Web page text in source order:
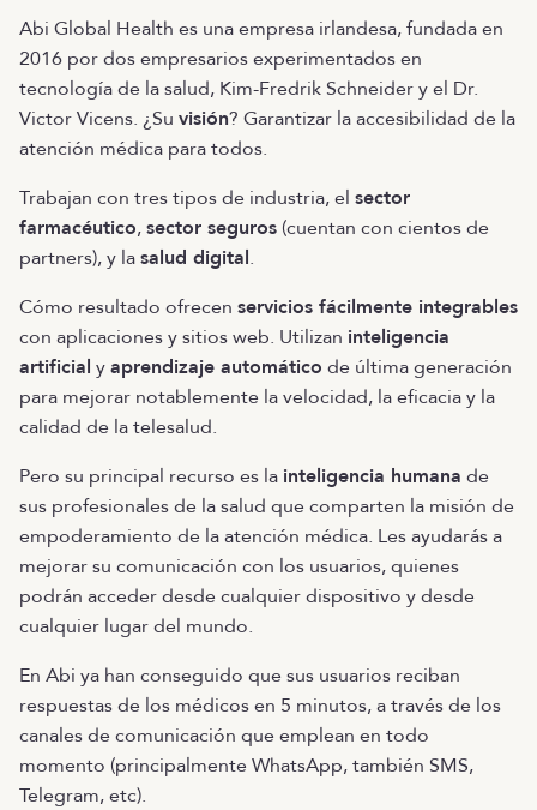
Abi Global Health es una empresa irlandesa, fundada en
2016 por dos empresarios experimentados en
tecnología de la salud, Kim-Fredrik Schneider y el Dr.
Victor Vicens. ¿Su visión? Garantizar la accesibilidad de la
atención médica para todos.
Trabajan con tres tipos de industria, el sector
farmacéutico,sector seguros (cuentan con cientos de
partners), y lasalud digital.
Cómo resultado ofrecen servicios fácilmente integrables
con aplicaciones y sitios web. Utilizan inteligencia
artificial yaprendizaje automático de última generación
para mejorar notablemente la velocidad, la eficacia y la
calidad de la telesalud.
Pero su principal recurso es la inteligencia humana de
sus profesionales de la salud que comparten la misión de
empoderamiento de la atención médica. Les ayudarás a
mejorar su comunicación con los usuarios, quienes
podrán acceder desde cualquier dispositivo y desde
cualquier lugar del mundo.
En Abi ya han conseguido que sus usuarios reciban
respuestas de los médicos en 5 minutos, a través de los
canales de comunicación que emplean en todo
momento (principalmente WhatsApp, también SMS,
Telegram, etc).